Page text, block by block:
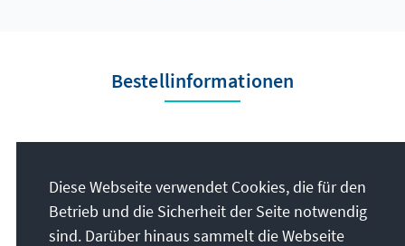
Bestellinformationen
Herausgeber
Konrad-Adenauer-
Stiftung e.V.
Diese Webseite verwendet Cookies, die für den
Betrieb und die Sicherheit der Seite notwendig
sind. Darüber hinaus sammelt die Webseite